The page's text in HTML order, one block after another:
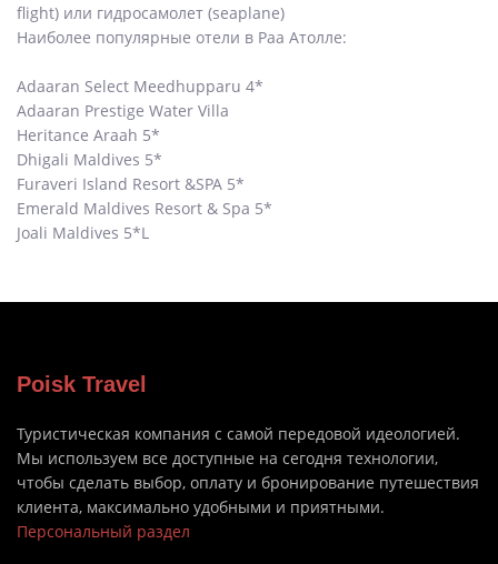
flight) или гидросамолет (seaplane)
Наиболее популярные отели в Раа Атолле:
Adaaran Select Meedhupparu 4*
Adaaran Prestige Water Villa
Heritance Araah 5*
Dhigali Maldives 5*
Furaveri Island Resort &SPA 5*
Emerald Maldives Resort & Spa 5*
Joali Maldives 5*L
Poisk Travel
Туристическая компания с самой передовой идеологией.
Мы используем все доступные на сегодня технологии,
чтобы сделать выбор, оплату и бронирование путешествия
клиента, максимально удобными и приятными.
Персональный раздел